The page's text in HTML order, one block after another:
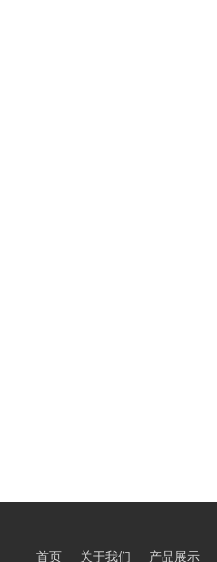
首页 关于我们 产品展示